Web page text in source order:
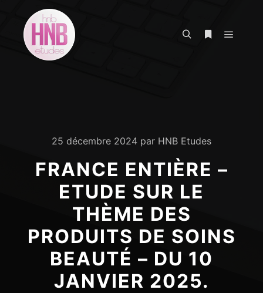
25 décembre 2024 par HNB Etudes
FRANCE ENTIÈRE –
ETUDE SUR LE
THÈME DES
PRODUITS DE SOINS
BEAUTÉ – DU 10
JANVIER 2025.